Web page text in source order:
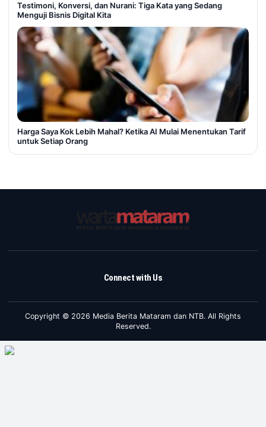
Testimoni, Konversi, dan Nurani: Tiga Kata yang Sedang
Menguji Bisnis Digital Kita
Harga Saya Kok Lebih Mahal? Ketika AI Mulai Menentukan Tarif
untuk Setiap Orang
Connect with Us
Copyright © 2026 Media Berita Mataram dan NTB. All Rights
Reserved.